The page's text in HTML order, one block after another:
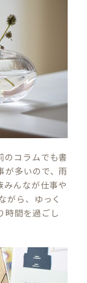
のコラムでも書
が多いので、雨
みんなが仕事や
がら、ゆっく
時間を過ごし